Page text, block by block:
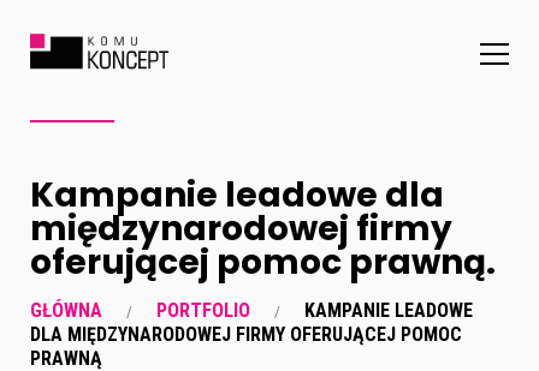
Kampanie leadowe dla
międzynarodowej firmy
oferującej pomoc prawną.
GŁÓWNA PORTFOLIO
KAMPANIE LEADOWE
DLA MIĘDZYNARODOWEJ FIRMY OFERUJĄCEJ POMOC
PRAWNĄ